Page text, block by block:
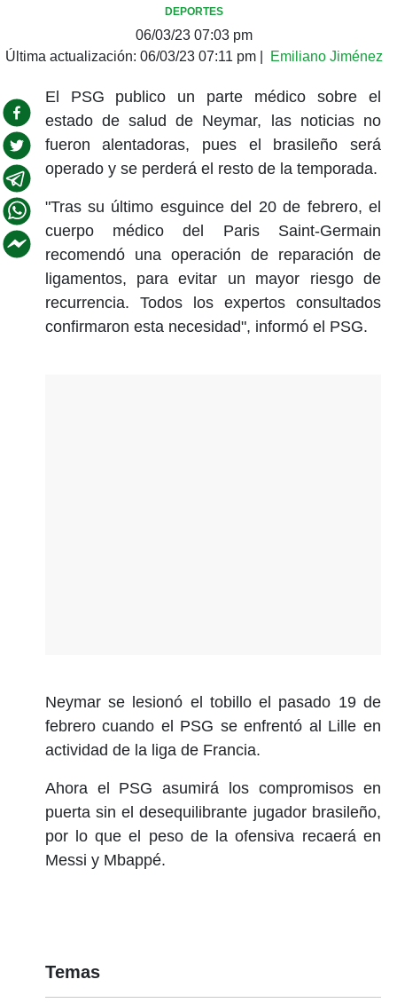
DEPORTES
06/03/23 07:03 pm
Última actualización: 06/03/23 07:11 pm Emiliano Jiménez
El PSG publico un parte médico sobre el
estado de salud de Neymar, las noticias no
fueron alentadoras, pues el brasileño será
operado y se perderá el resto de la temporada.
"Tras su último esguince del 20 de febrero, el
cuerpo médico del Paris Saint-Germain
recomendó una operación de reparación de
ligamentos, para evitar un mayor riesgo de
recurrencia. Todos los expertos consultados
confirmaron esta necesidad", informó el PSG.
Neymar se lesionó el tobillo el pasado 19 de
febrero cuando el PSG se enfrentó al Lille en
actividad de la liga de Francia.
Ahora el PSG asumirá los compromisos en
puerta sin el desequilibrante jugador brasileño,
por lo que el peso de la ofensiva recaerá en
Messi y Mbappé.
Temas